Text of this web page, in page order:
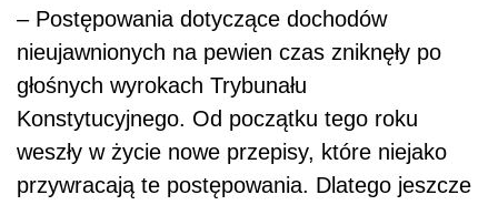
– Postępowania dotyczące dochodów
nieujawnionych na pewien czas zniknęły po
głośnych wyrokach Trybunału
Konstytucyjnego. Od początku tego roku
weszły w życie nowe przepisy, które niejako
przywracają te postępowania. Dlatego jeszcze